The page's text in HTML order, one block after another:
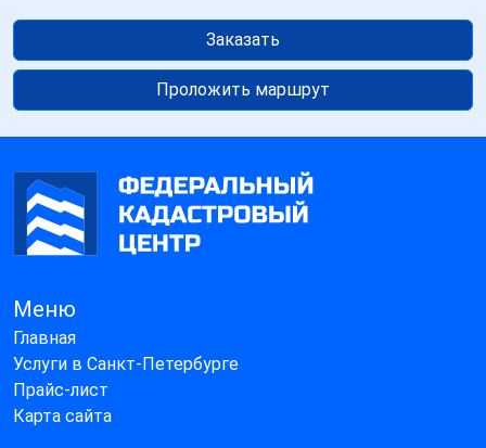
Заказать
Проложить маршрут
Меню
Главная
Услуги в Санкт-Петербурге
Прайс-лист
Карта сайта